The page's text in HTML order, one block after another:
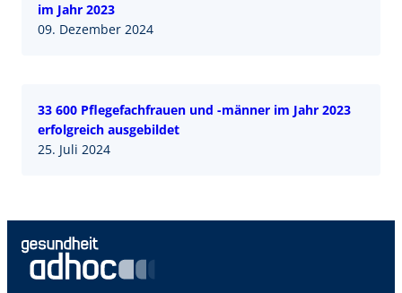
im Jahr 2023
09. Dezember 2024
33 600 Pflegefachfrauen und -männer im Jahr 2023
erfolgreich ausgebildet
25. Juli 2024